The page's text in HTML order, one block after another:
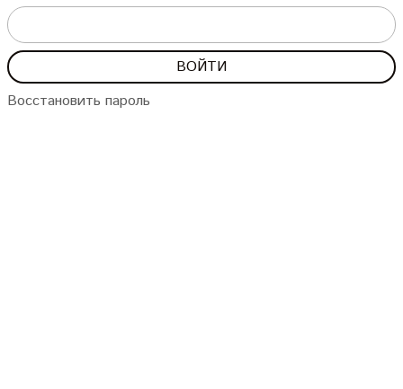
Восстановить пароль